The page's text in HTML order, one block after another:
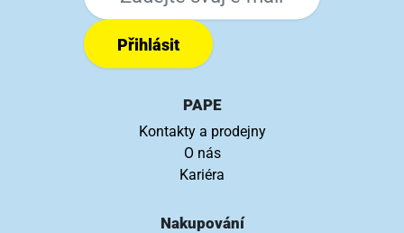
Přihlásit
PAPE
Kontakty a prodejny
O nás
Kariéra
Nakupování